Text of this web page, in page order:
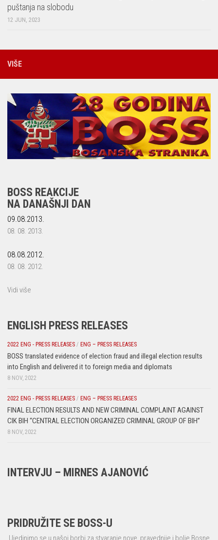
puštanja na slobodu
12 JUN, 2023
VIŠE
BOSS REAKCIJE
NA DANAŠNJI DAN
09.08.2013.
08. 08. 2013.
08.08.2012.
08. 08. 2012.
Vidi više
ENGLISH PRESS RELEASES
2022 ENG - PRESS RELEASES / ENG – PRESS RELEASES
BOSS translated evidence of election fraud and illegal election results
into English and delivered it to foreign media and diplomats
8 NOV, 2022
2022 ENG - PRESS RELEASES / ENG – PRESS RELEASES
FINAL ELECTION RESULTS AND NEW CRIMINAL COMPLAINT AGAINST
CIK BIH “CENTRAL ELECTION ORGANIZED CRIMINAL GROUP OF BIH”
8 NOV, 2022
INTERVJU – MIRNES AJANOVIĆ
PRIDRUŽITE SE BOSS-U
Ujedinimo se u našoj borbi za stvaranje nove, pravednije i bolje Bosne